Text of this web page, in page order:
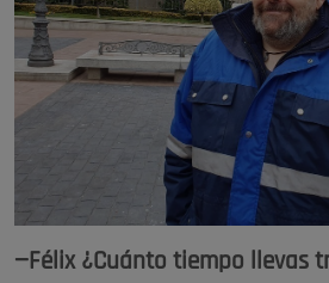
—Félix ¿Cuánto tiempo llevas